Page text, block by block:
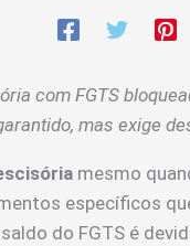
com FGTS
mas exige
mesmo
específicos
do FGTS é